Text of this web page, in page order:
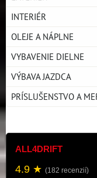
INTERIÉR
OLEJE A NÁPLNE
VYBAVENIE DIELNE
VÝBAVA JAZDCA
PRÍSLUŠENSTVO A
ALL4DRIFT
4.9 ★ (182 recenzií)